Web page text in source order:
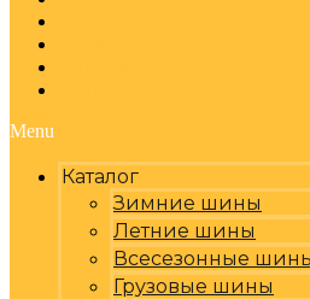
Menu
Каталог
Зимние шины
Летние шины
Всесезонные
Грузовые шины